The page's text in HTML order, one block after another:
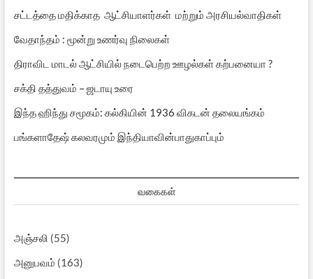
சட்டத்தை மதிக்காத ஆட்சியாளர்கள் மற்றும் அரசியல்வாதிகள்
வேதாந்தம் : மூன்று உணர்வு நிலைகள்
திராவிட மாடல் ஆட்சியில் நடைபெற்ற ஊழல்கள் கற்பனையா ?
சக்தி தத்துவம் – ஜடாயு உரை
இந்த ஹிந்து சமூகம்: கல்கியின் 1936 விகடன் தலையங்கம்
பங்களாதேஷ் கலவரமும் இந்தியாவின்பாதுகாப்பும்
வகைகள்
அஞ்சலி (55)
அனுபவம் (163)